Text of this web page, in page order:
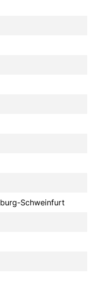
Schweinfurt